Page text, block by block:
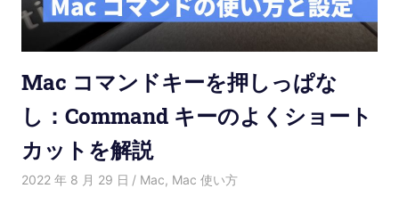
Mac コマンドキーを押しっぱな
し：Command キーのよくショート
カットを解説
2022 年 8 月 29 日 Kenny
Mac, Mac 使い方